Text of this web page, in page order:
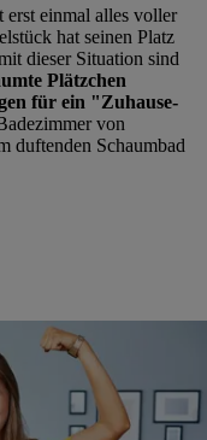
erst einmal alles voller
hat seinen Platz
dieser Situation sind
Plätzchen
für ein "Zuhause-
von
duftenden Schaumbad